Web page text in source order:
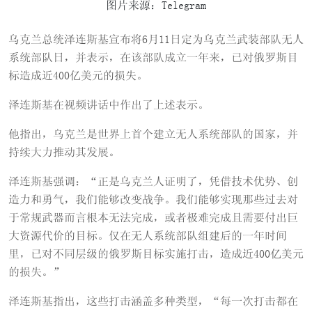
图片来源：Telegram
乌克兰总统泽连斯基宣布将6月11日定为乌克兰武装部队无人
系统部队日，并表示，在该部队成立一年来，已对俄罗斯目
标造成近400亿美元的损失。
泽连斯基在视频讲话中作出了上述表示。
他指出，乌克兰是世界上首个建立无人系统部队的国家，并
持续大力推动其发展。
泽连斯基强调：“正是乌克兰人证明了，凭借技术优势、创
造力和勇气，我们能够改变战争。我们能够实现那些过去对
于常规武器而言根本无法完成，或者极难完成且需要付出巨
大资源代价的目标。仅在无人系统部队组建后的一年时间
里，已对不同层级的俄罗斯目标实施打击，造成近400亿美元
的损失。”
泽连斯基指出，这些打击涵盖多种类型，“每一次打击都在